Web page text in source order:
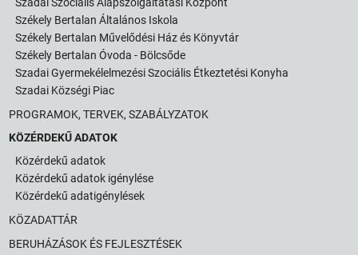
Székely Bertalan Általános Iskola
Székely Bertalan Művelődési Ház és Könyvtár
Székely Bertalan Óvoda - Bölcsőde
Szadai Gyermekélelmezési Szociális Étkeztetési Konyha
Szadai Községi Piac
PROGRAMOK, TERVEK, SZABÁLYZATOK
KÖZÉRDEKŰ ADATOK
Közérdekű adatok
Közérdekű adatok igénylése
Közérdekű adatigénylések
KÖZADATTÁR
BERUHÁZÁSOK ÉS FEJLESZTÉSEK